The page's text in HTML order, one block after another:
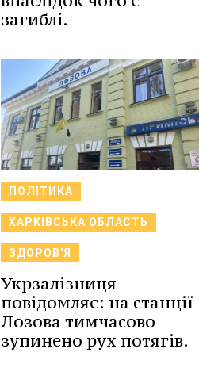
загиблі.
ПОЛІТИКА
ХАРКІВСЬКА ОБЛАСТЬ
ЗДОРОВ'Я
Укрзалізниця
повідомляє: на станції
Лозова тимчасово
зупинено рух потягів.